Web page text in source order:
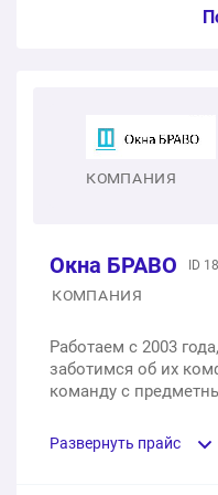
Услуга из прайс-
Вывоз окна после
Диагностика оконной
Замена стеклопакета
КОМПАНИЯ
Окна БРАВО
ID
КОМПАНИЯ
Работаем с 2003
заботимся об их
команду с
Развернуть прайс